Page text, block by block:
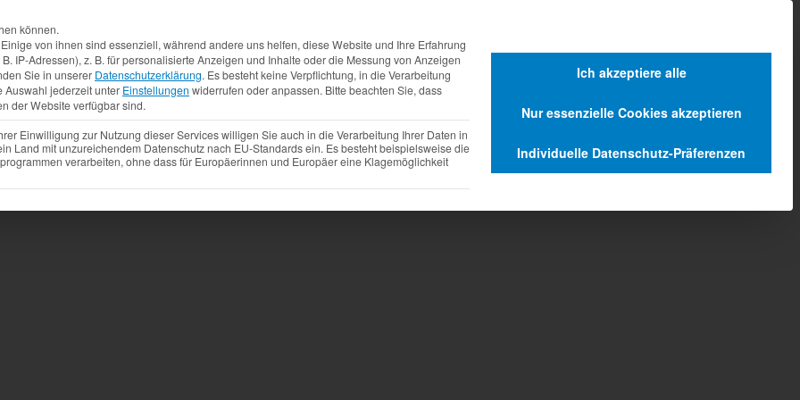
Aktuelles
können.
von ihnen sind essenziell, während andere uns helfen, diese Website und Ihre Erfahrung
IP-Adressen), z. B. für personalisierte Anzeigen und Inhalte oder die Messung von Anzeigen
Sie in unserer Datenschutzerklärung. Es besteht keine Verpflichtung, in die Verarbeitung
Auswahl jederzeit unter Einstellungen widerrufen oder anpassen. Bitte beachten Sie, dass
der Website verfügbar sind.
Einwilligung zur Nutzung dieser Services willigen Sie auch in die Verarbeitung Ihrer Daten in
Land mit unzureichendem Datenschutz nach EU-Standards ein. Es besteht beispielsweise die
verarbeiten, ohne dass für Europäerinnen und Europäer eine Klagemöglichkeit
Ich akzeptiere alle
Nur essenzielle Cookies akzeptieren
Individuelle Datenschutz-Präferenzen